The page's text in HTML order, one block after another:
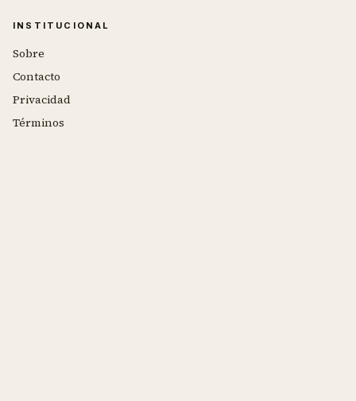
INSTITUCIONAL
Sobre
Contacto
Privacidad
Términos